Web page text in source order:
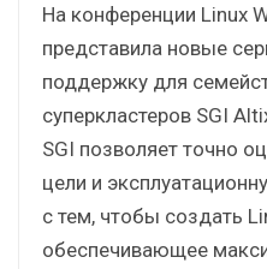
На конференции Linux
представила новые
поддержку для
суперкластеров SGI
SGI позволяет точно
цели и
с тем, чтобы создать
обеспечивающее